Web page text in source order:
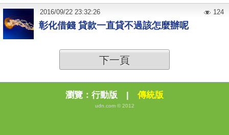
彰化借錢 貸款一直貸不過該怎麼辦呢
2016/09/22 23:32:26 124
下一頁
瀏覽： 行動版 | 傳統版
udn.com © 2012